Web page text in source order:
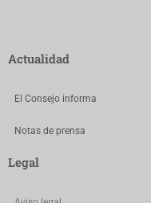
Actualidad
El Consejo informa
Notas de prensa
Legal